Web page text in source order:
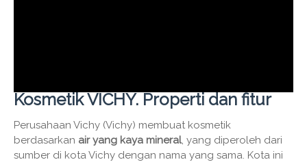
Kosmetik VICHY. Properti dan fitur
Perusahaan Vichy (Vichy) membuat kosmetik
berdasarkan air yang kaya mineral, yang diperoleh dari
sumber di kota Vichy dengan nama yang sama. Kota ini